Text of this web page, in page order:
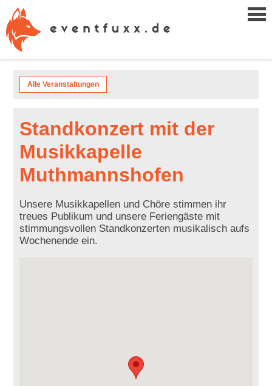
Alle Veranstaltungen
Standkonzert mit der
Musikkapelle
Muthmannshofen
Unsere Musikkapellen und Chöre stimmen ihr
treues Publikum und unsere Feriengäste mit
stimmungsvollen Standkonzerten musikalisch aufs
Wochenende ein.